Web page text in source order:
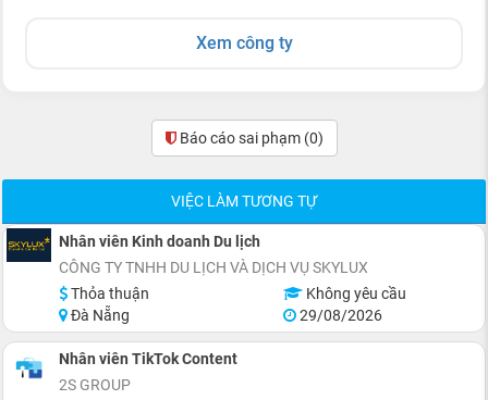
Xem công ty
Báo cáo sai phạm (0)
VIỆC LÀM TƯƠNG TỰ
Nhân viên Kinh doanh Du lịch
CÔNG TY TNHH DU LỊCH VÀ DỊCH VỤ SKYLUX
Thỏa thuận
Không yêu cầu
Đà Nẵng
29/08/2026
Nhân viên TikTok Content
2S GROUP